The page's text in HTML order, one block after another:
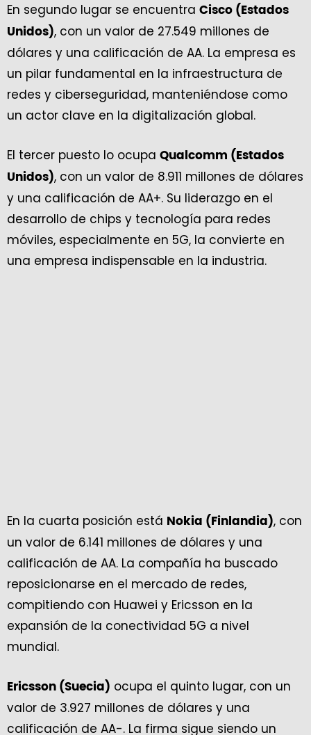
En segundo lugar se encuentra Cisco (Estados
Unidos), con un valor de 27.549 millones de
dólares y una calificación de AA. La empresa es
un pilar fundamental en la infraestructura de
redes y ciberseguridad, manteniéndose como
un actor clave en la digitalización global.
El tercer puesto lo ocupa Qualcomm (Estados
Unidos), con un valor de 8.911 millones de dólares
y una calificación de AA+. Su liderazgo en el
desarrollo de chips y tecnología para redes
móviles, especialmente en 5G, la convierte en
una empresa indispensable en la industria.
En la cuarta posición está Nokia (Finlandia), con
un valor de 6.141 millones de dólares y una
calificación de AA. La compañía ha buscado
reposicionarse en el mercado de redes,
compitiendo con Huawei y Ericsson en la
expansión de la conectividad 5G a nivel
mundial.
Ericsson (Suecia) ocupa el quinto lugar, con un
valor de 3.927 millones de dólares y una
calificación de AA-. La firma sigue siendo un